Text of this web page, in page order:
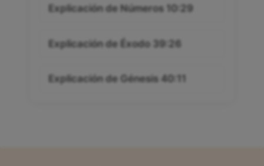
Explicación de Números 10:29
Explicación de Éxodo 39:26
Explicación de Génesis 40:11